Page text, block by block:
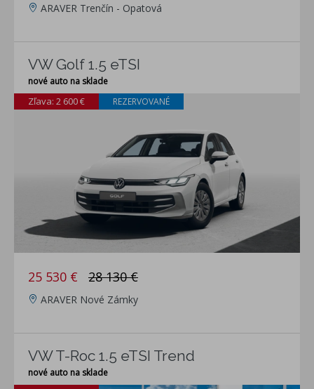
ARAVER Trenčín - Opatová
VW Golf 1.5 eTSI
nové auto na sklade
Zľava: 2 600 € REZERVOVANÉ
25 530 € 28 130 €
ARAVER Nové Zámky
VW T-Roc 1.5 eTSI Trend
nové auto na sklade